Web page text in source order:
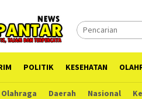
POLITIK KESEHATAN
Daerah Nasional